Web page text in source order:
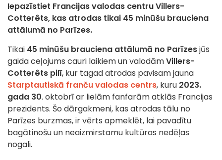
Iepazīstiet Francijas valodas centru Villers-
Cotterêts, kas atrodas tikai 45 minūšu brauciena
attālumā no Parīzes.
Tikai 45 minūšu brauciena attālumā no Parīzesjūs
gaida ceļojums cauri laikiem un valodāmVillers-
Cotterêts pilī, kur tagad atrodas pavisam jauna
Starptautiskā franču valodas centrs, kuru 2023.
gada 30. oktobrī ar lielām fanfarām atklās Francijas
prezidents. Šo dārgakmeni, kas atrodas tālu no
Parīzes burzmas, ir vērts apmeklēt, lai pavadītu
bagātinošu un neaizmirstamu kultūras nedēļas
nogali.